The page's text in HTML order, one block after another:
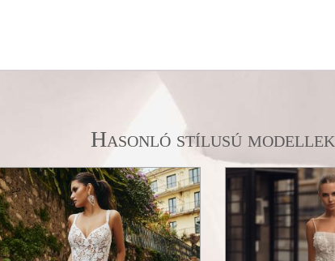
Hasonló stílusú modellek